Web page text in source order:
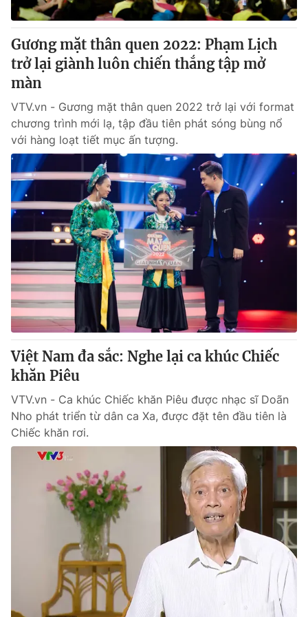
® Cấm sao chép dưới mọi hình thức nếu không có sự chấp
thuận bằng văn bản. Ghi rõ nguồn VTV.vn khi phát hành lại
thông tin từ website này.
Gương mặt thân quen 2022: Phạm Lịch
trở lại giành luôn chiến thắng tập mở
màn
VTV.vn - Gương mặt thân quen 2022 trở lại với format
chương trình mới lạ, tập đầu tiên phát sóng bùng nổ
với hàng loạt tiết mục ấn tượng.
Việt Nam đa sắc: Nghe lại ca khúc Chiếc
khăn Piêu
VTV.vn - Ca khúc Chiếc khăn Piêu được nhạc sĩ Doãn
Nho phát triển từ dân ca Xa, được đặt tên đầu tiên là
Chiếc khăn rơi.